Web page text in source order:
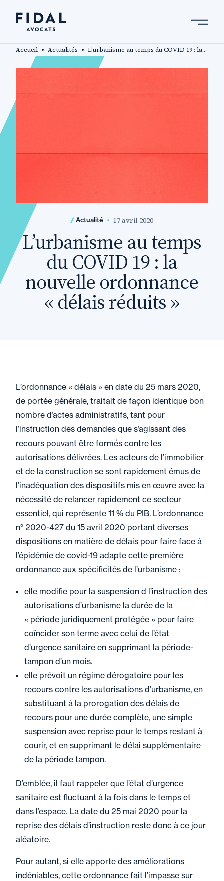
contenu
principal
Accueil Actualités L’urbanisme au temps du COVID 19 : la nouvelle ordonnance « délais réduits »
Actualité 17 avril 2020
L’urbanisme au temps
du COVID 19 : la
nouvelle ordonnance
« délais réduits »
L’ordonnance « délais » en date du 25 mars 2020,
de portée générale, traitait de façon identique bon
nombre d’actes administratifs, tant pour
l’instruction des demandes que s’agissant des
recours pouvant être formés contre les
autorisations délivrées. Les acteurs de l’immobilier
et de la construction se sont rapidement émus de
l’inadéquation des dispositifs mis en œuvre avec la
nécessité de relancer rapidement ce secteur
essentiel, qui représente 11 % du PIB. L’ordonnance
n° 2020-427 du 15 avril 2020 portant diverses
dispositions en matière de délais pour faire face à
l’épidémie de covid-19 adapte cette première
ordonnance aux spécificités de l’urbanisme :
elle modifie pour la suspension d l’instruction des
autorisations d’urbanisme la durée de la
« période juridiquement protégée » pour faire
coïncider son terme avec celui de l’état
d’urgence sanitaire en supprimant la période-
tampon d’un mois.
elle prévoit un régime dérogatoire pour les
recours contre les autorisations d’urbanisme, en
substituant à la prorogation des délais de
recours pour une durée complète, une simple
suspension avec reprise pour le temps restant à
courir, et en supprimant le délai supplémentaire
de la période tampon.
D’emblée, il faut rappeler que l’état d’urgence
sanitaire est fluctuant à la fois dans le temps et
dans l’espace. La date du 25 mai 2020 pour la
reprise des délais d’instruction reste donc à ce jour
aléatoire.
Pour autant, si elle apporte des améliorations
indéniables, cette ordonnance fait l’impasse sur